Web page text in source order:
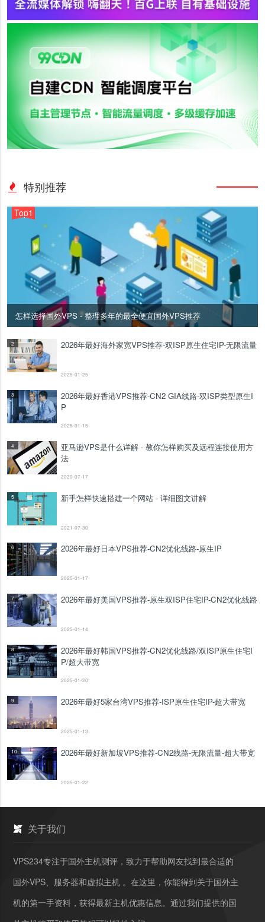
特别推荐
Top1
怎样选择国外VPS - 整理多年的最全便宜国外VPS推荐
2 2026年最好海外家宽VPS推荐-双ISP原生住宅IP-无限流量
2025-01-25
3
2026年最好香港VPS推荐-CN2 GIA线路-双ISP类型原生I
P
2025-01-15
4
亚马逊VPS是什么详解 - 教你怎样购买及远程连接使用方
法
2020-07-17
5 新手怎样快速搭建一个网站 - 详细图文讲解
2021-07-30
6 2026年最好日本VPS推荐-CN2优化线路-原生IP
2025-01-17
7 2026年最好美国VPS推荐-原生双ISP住宅IP-CN2优化线路
2025-01-14
8
2026年最好韩国VPS推荐-CN2优化线路/双ISP原生住宅I
P/超大带宽
2025-01-20
9 2026年最好5家台湾VPS推荐-ISP原生住宅IP-超大带宽
2025-01-13
10 2026年最好新加坡VPS推荐-CN2线路-无限流量-超大带宽
2025-01-22
关于我们
VPS234专注于国外主机测评，致力于帮助网友找到最合适的
国外VPS、服务器和虚拟主机 。在这里，你能得到关于国外主
机的第一手资料，获得最新主机优惠信息。通过我们提供的国